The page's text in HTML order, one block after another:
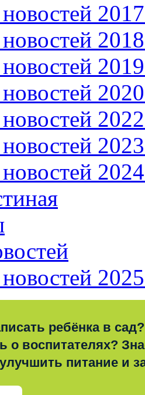
ребёнка в
о воспитателях?
улучшить питание и